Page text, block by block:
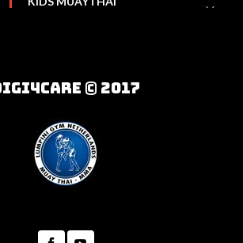
VRIJDAG, 17:45 - 19:15
DIGI4CARE © 2017